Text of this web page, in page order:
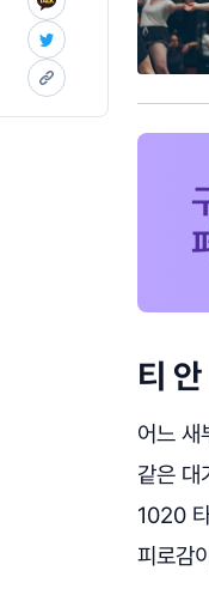
티
어느 새
같은 대
1020
피로감